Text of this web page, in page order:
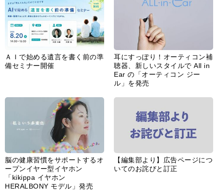
ＡＩで始める遺言を書く前の準
備セミナー開催
耳にすっぽり！オーティコン補
聴器、新しいスタイルで All in
Ear の「オーティコン ジー
ル」を発売
脳の健康習慣をサポートするオ
ープンイヤー型イヤホン
「kikippa イヤホン
HERALBONY モデル」発売
【編集部より】広告ページにつ
いてのお詫びと訂正